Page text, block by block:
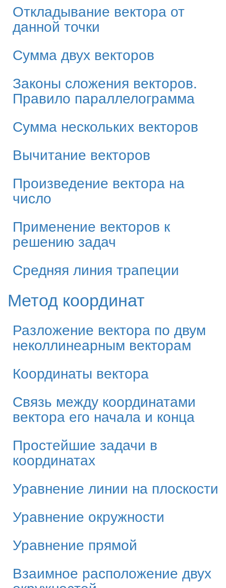
Откладывание вектора от
данной точки
Сумма двух векторов
Законы сложения векторов.
Правило параллелограмма
Сумма нескольких векторов
Вычитание векторов
Произведение вектора на
число
Применение векторов к
решению задач
Средняя линия трапеции
Метод координат
Разложение вектора по двум
неколлинеарным векторам
Координаты вектора
Связь между координатами
вектора его начала и конца
Простейшие задачи в
координатах
Уравнение линии на плоскости
Уравнение окружности
Уравнение прямой
Взаимное расположение двух